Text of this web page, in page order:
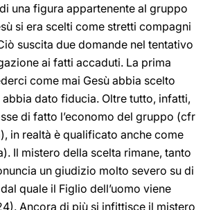
una figura appartenente al gruppo
si era scelti come stretti compagni
suscita due domande nel tentativo
ai fatti accaduti. La prima
come mai Gesù abbia scelto
abbia dato fiducia. Oltre tutto, infatti,
di fatto l’economo del gruppo (cfr
in realtà è qualificato anche come
Il mistero della scelta rimane, tanto
un giudizio molto severo su di
quale il Figlio dell’uomo viene
Ancora di più si infittisce il mistero